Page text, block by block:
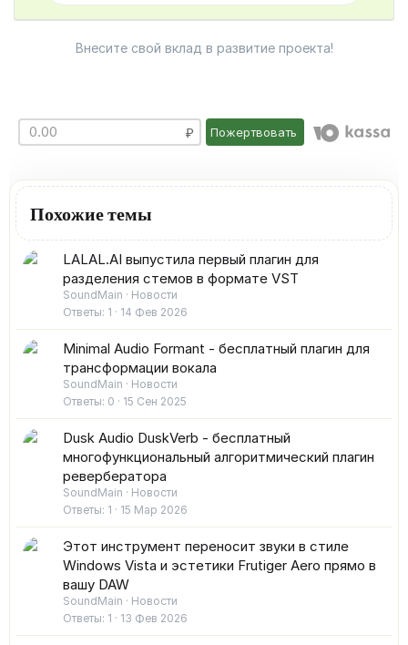
Внесите свой вклад в развитие проекта!
Пожертвовать
Похожие темы
LALAL.AI выпустила первый плагин для
разделения стемов в формате VST
SoundMain
Новости
Ответы 1 14 Фев 2026
Minimal Audio Formant - бесплатный плагин для
трансформации вокала
SoundMain
Новости
Ответы 0 15 Сен 2025
Dusk Audio DuskVerb - бесплатный
многофункциональный алгоритмический плагин
ревербератора
SoundMain
Новости
Ответы 1 15 Мар 2026
Этот инструмент переносит звуки в стиле
Windows Vista и эстетики Frutiger Aero прямо в
вашу DAW
SoundMain
Новости
Ответы 1 13 Фев 2026